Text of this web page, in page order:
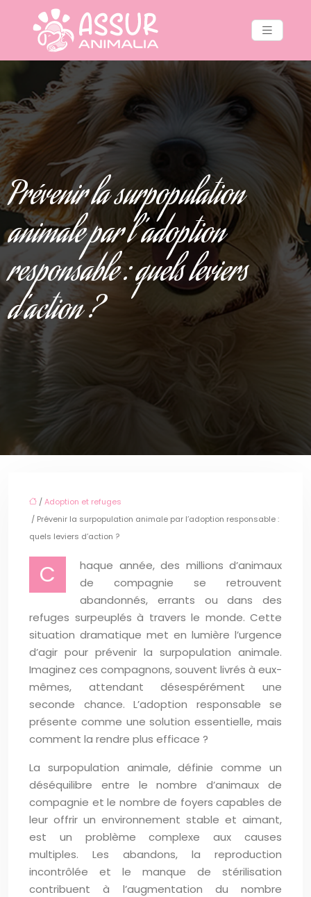
Prévenir la surpopulation
animale par l’adoption
responsable : quels leviers
d’action ?
/Adoption et refuges
/ Prévenir la surpopulation animale par l’adoption responsable :
quels leviers d’action ?
C
haque année, des millions d’animaux
de compagnie se retrouvent
abandonnés, errants ou dans des
refuges surpeuplés à travers le monde. Cette
situation dramatique met en lumière l’urgence
d’agir pour prévenir la surpopulation animale.
Imaginez ces compagnons, souvent livrés à eux-
mêmes, attendant désespérément une
seconde chance. L’adoption responsable se
présente comme une solution essentielle, mais
comment la rendre plus efficace ?
La surpopulation animale, définie comme un
déséquilibre entre le nombre d’animaux de
compagnie et le nombre de foyers capables de
leur offrir un environnement stable et aimant,
est un problème complexe aux causes
multiples. Les abandons, la reproduction
incontrôlée et le manque de stérilisation
contribuent à l’augmentation du nombre